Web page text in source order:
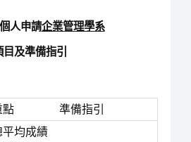
人申請企業管理學系
及準備指引
點
準備指引
平均成績